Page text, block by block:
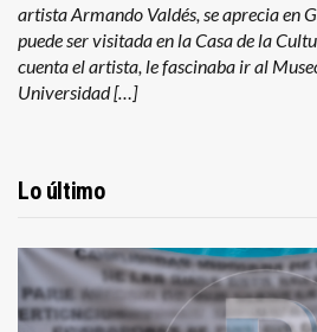
artista Armando Valdés, se aprecia en
puede ser visitada en la Casa de la
cuenta el artista, le fascinaba ir al
Universidad […]
Lo último